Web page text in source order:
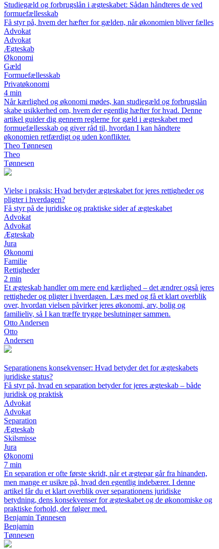
Studiegæld og forbrugslån i ægteskabet: Sådan håndteres de ved
formuefællesskab
Få styr på, hvem der hæfter for gælden, når økonomien bliver fælles
Advokat
Advokat
Ægteskab
Økonomi
Gæld
Formuefællesskab
Privatøkonomi
4 min
Når kærlighed og økonomi mødes, kan studiegæld og forbrugslån
skabe usikkerhed om, hvem der egentlig hæfter for hvad. Denne
artikel guider dig gennem reglerne for gæld i ægteskabet med
formuefællesskab og giver råd til, hvordan I kan håndtere
økonomien retfærdigt og uden konflikter.
Theo Tønnesen
Theo
Tønnesen
Vielse i praksis: Hvad betyder ægteskabet for jeres rettigheder og
pligter i hverdagen?
Få styr på de juridiske og praktiske sider af ægteskabet
Advokat
Advokat
Ægteskab
Jura
Økonomi
Familie
Rettigheder
2 min
Et ægteskab handler om mere end kærlighed – det ændrer også jeres
rettigheder og pligter i hverdagen. Læs med og få et klart overblik
over, hvordan vielsen påvirker jeres økonomi, arv, bolig og
familieliv, så I kan træffe trygge beslutninger sammen.
Otto Andersen
Otto
Andersen
Separationens konsekvenser: Hvad betyder det for ægteskabets
juridiske status?
Få styr på, hvad en separation betyder for jeres ægteskab – både
juridisk og praktisk
Advokat
Advokat
Separation
Ægteskab
Skilsmisse
Jura
Økonomi
7 min
En separation er ofte første skridt, når et ægtepar går fra hinanden,
men mange er usikre på, hvad den egentlig indebærer. I denne
artikel får du et klart overblik over separationens juridiske
betydning, dens konsekvenser for ægteskabet og de økonomiske og
praktiske forhold, der følger med.
Benjamin Tønnesen
Benjamin
Tønnesen